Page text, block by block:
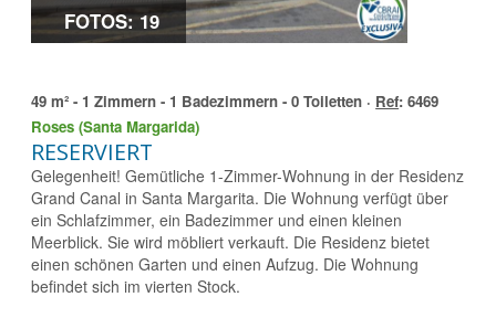
FOTOS: 19
49 m² - 1 Zimmern - 1 Badezimmern - 0 Toiletten · Ref: 6469
Roses (Santa Margarida)
RESERVIERT
Gelegenheit! Gemütliche 1-Zimmer-Wohnung in der Residenz
Grand Canal in Santa Margarita. Die Wohnung verfügt über
ein Schlafzimmer, ein Badezimmer und einen kleinen
Meerblick. Sie wird möbliert verkauft. Die Residenz bietet
einen schönen Garten und einen Aufzug. Die Wohnung
befindet sich im vierten Stock.